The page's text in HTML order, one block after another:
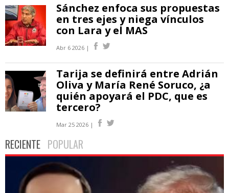
Sánchez enfoca sus propuestas
en tres ejes y niega vínculos
con Lara y el MAS
Abr 6 2026 |
Tarija se definirá entre Adrián
Oliva y María René Soruco, ¿a
quién apoyará el PDC, que es
tercero?
Mar 25 2026 |
RECIENTE POPULAR